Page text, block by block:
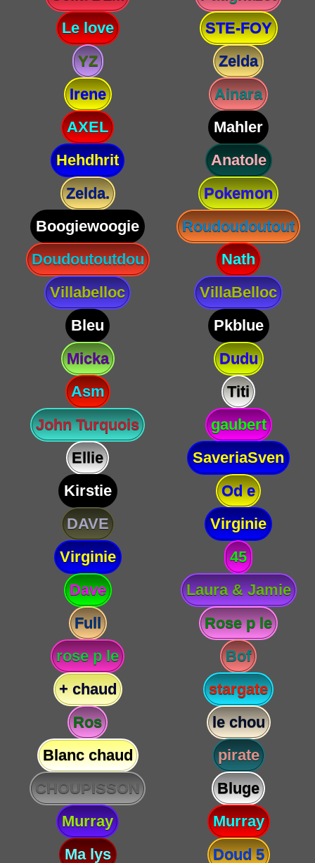
Le love
STE-FOY
YZ
Zelda
Irene
Ainara
AXEL
Mahler
Hehdhrit
Anatole
Zelda.
Pokemon
Boogiewoogie
Roudoudoutout
Doudoutoutdou
Nath
Villabelloc
VillaBelloc
Bleu
Pkblue
Micka
Dudu
Asm
Titi
John Turquois
gaubert
Ellie
SaveriaSven
Kirstie
Od e
DAVE
Virginie
Virginie
45
Dave
Laura & Jamie
Full
Rose p le
rose p le
Bof
+ chaud
stargate
Ros
le chou
Blanc chaud
pirate
CHOUPISSON
Bluge
Murray
Murray
Ma lys
Doud 5